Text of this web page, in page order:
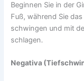
Beginnen Sie in der
Fuß, während Sie
schwingen und mit
schlagen.
Negativa